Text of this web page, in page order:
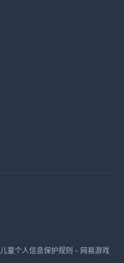
童个人信息保护规则 - 网易游戏